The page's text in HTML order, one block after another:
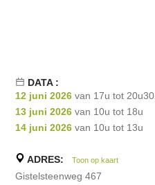
DATA :
12 juni 2026 van 17u tot 20u30
13 juni 2026 van 10u tot 18u
14 juni 2026 van 10u tot 13u
ADRES: Toon op kaart
Gistelsteenweg 467